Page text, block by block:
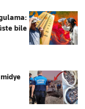
bile